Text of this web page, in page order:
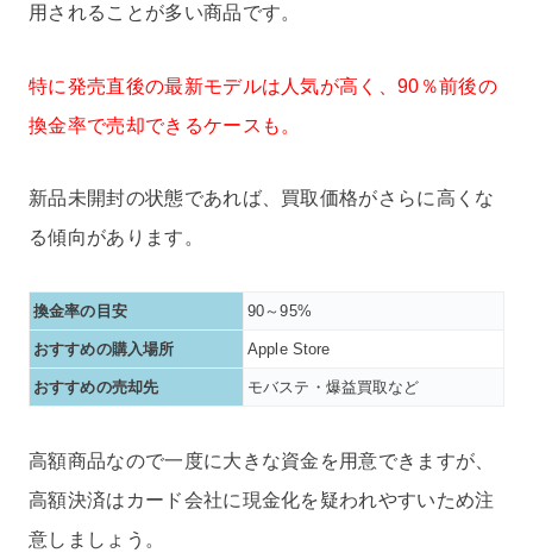
用されることが多い商品です。
特に発売直後の最新モデルは人気が高く、90％前後の
換金率で売却できるケースも。
新品未開封の状態であれば、買取価格がさらに高くな
る傾向があります。
換金率の目安 90～95%
おすすめの購入場所 Apple Store
おすすめの売却先 モバステ・爆益買取など
高額商品なので一度に大きな資金を用意できますが、
高額決済はカード会社に現金化を疑われやすいため注
意しましょう。